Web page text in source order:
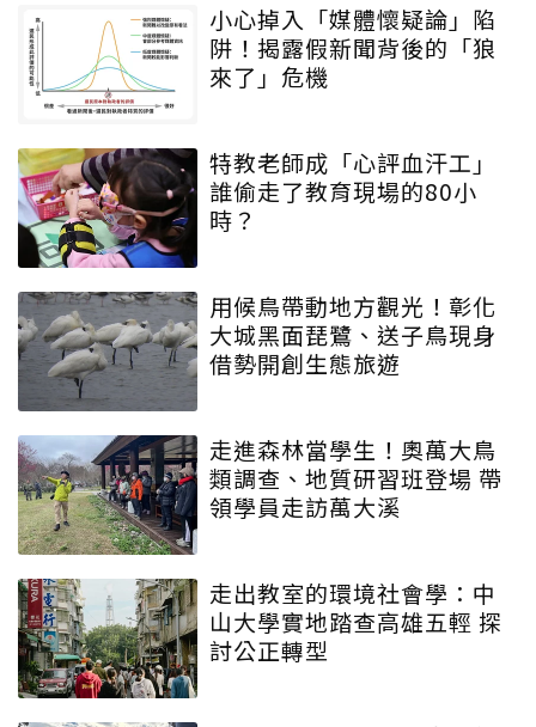
小心掉入「媒體懷疑論」陷
阱！揭露假新聞背後的「狼
來了」危機
特教老師成「心評血汗工」
誰偷走了教育現場的80小
時？
用候鳥帶動地方觀光！彰化
大城黑面琵鷺、送子鳥現身
借勢開創生態旅遊
走進森林當學生！奧萬大鳥
類調查、地質研習班登場 帶
領學員走訪萬大溪
走出教室的環境社會學：中
山大學實地踏查高雄五輕 探
討公正轉型